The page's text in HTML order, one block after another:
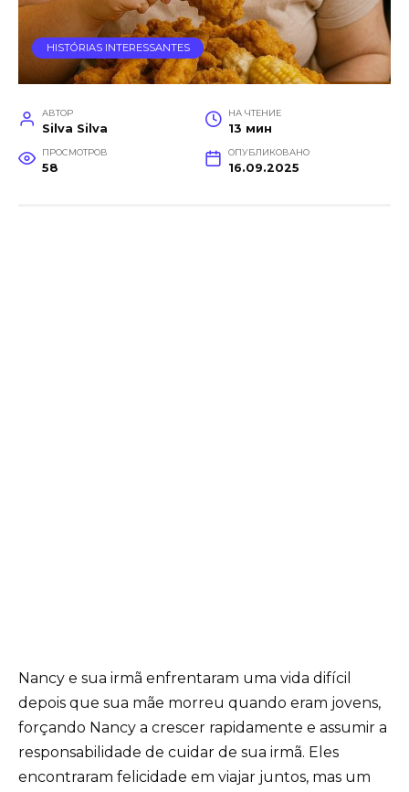
HISTÓRIAS INTERESSANTES
АВТОР
Silva Silva
НА ЧТЕНИЕ
13 мин
ПРОСМОТРОВ
58
ОПУБЛИКОВАНО
16.09.2025
Nancy e sua irmã enfrentaram uma vida difícil
depois que sua mãe morreu quando eram jovens,
forçando Nancy a crescer rapidamente e assumir a
responsabilidade de cuidar de sua irmã. Eles
encontraram felicidade em viajar juntos, mas um